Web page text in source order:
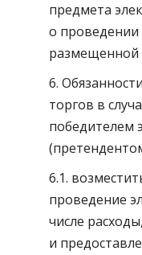
предмета
о проведении
6.
торгов в
победителем
6.1.
проведение
числе
и